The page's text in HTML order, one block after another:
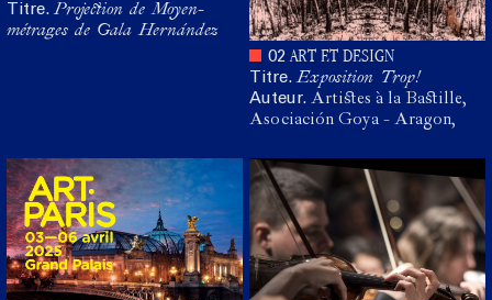
Titre. Projection de Moyen-
métrages de Gala Hernández
02 ART ET DESIGN
Titre. Exposition Trop!
Auteur. Artistes à la Bastille,
Asociación Goya - Aragon,